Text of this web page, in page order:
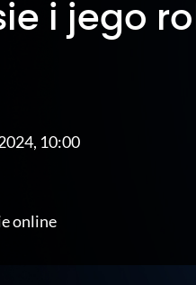
i jego
10:00
online